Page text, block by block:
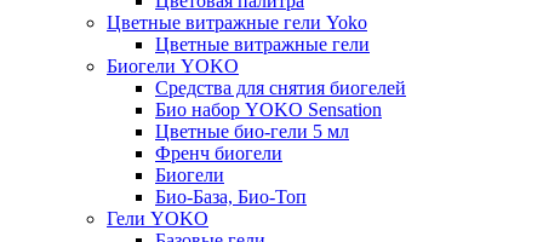
Цветные витражные гели Yoko
Цветные витражные гели
Биогели YOKO
Средства для снятия биогелей
Био набор YOKO Sensation
Цветные био-гели 5 мл
Френч биогели
Биогели
Био-База, Био-Топ
Гели YOKO